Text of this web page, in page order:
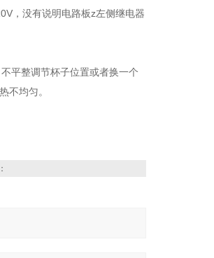
，没有说明电路板z左侧继电器
平整调节杯子位置或者换一个
不均匀。